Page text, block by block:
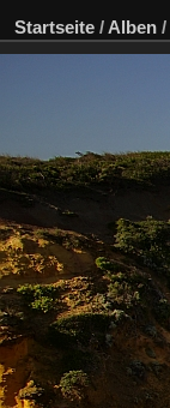
Startseite / Alben /